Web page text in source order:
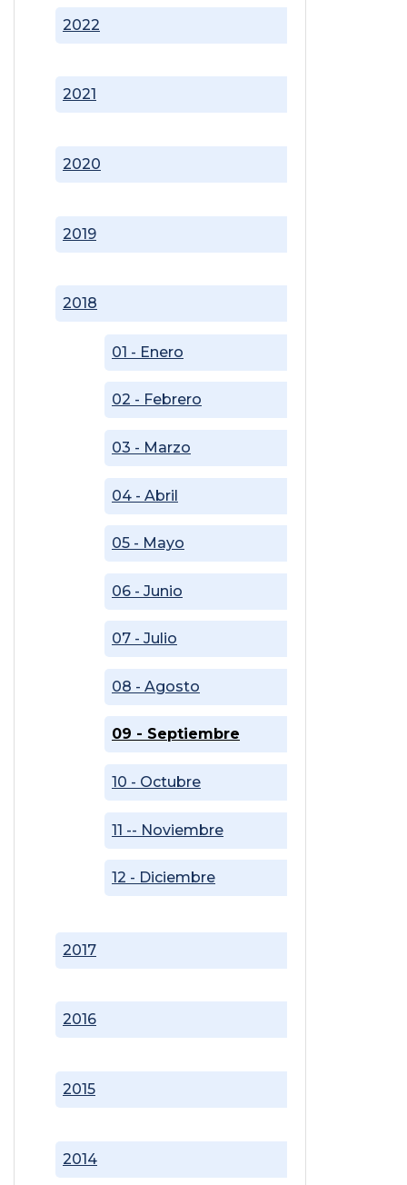
2014
2015
2016
2017
2018
01 - Enero
02 - Febrero
03 - Marzo
04 - Abril
05 - Mayo
06 - Junio
07 - Julio
08 - Agosto
09 - Septiembre
10 - Octubre
11 -- Noviembre
12 - Diciembre
2019
2020
2021
2022